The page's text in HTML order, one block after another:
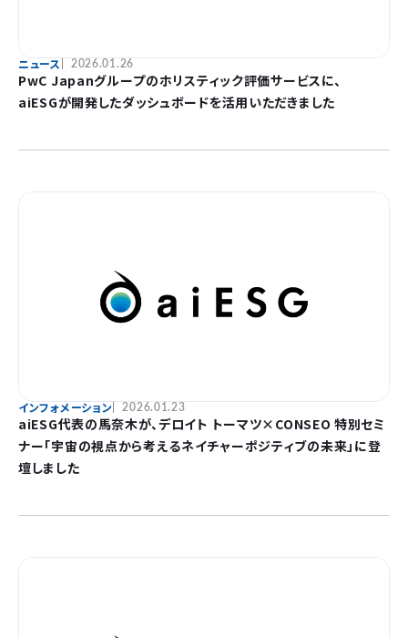
ニュース 2026.01.26
PwC Japanグループのホリスティック評価サービスに、
aiESGが開発したダッシュボードを活用いただきました
インフォメーション 2026.01.23
aiESG代表の馬奈木が、デロイト トーマツ×CONSEO 特別セミ
ナー「宇宙の視点から考えるネイチャーポジティブの未来」に登
壇しました